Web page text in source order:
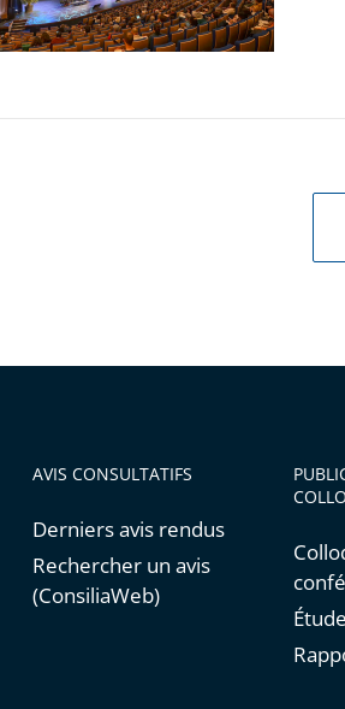
AVIS CONSULTATIFS
Derniers avis rendus
Rechercher un avis
(ConsiliaWeb)